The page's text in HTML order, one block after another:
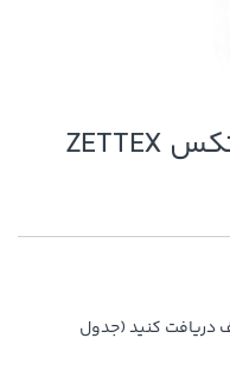
فوم ملات پلی اورتانی زتکس ZETTEX
دریافت کنید (جدول